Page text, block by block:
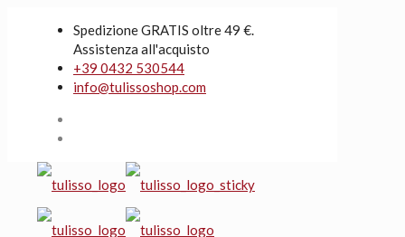
Spedizione GRATIS oltre 49 €.
Assistenza all'acquisto
+39 0432 530544
info@tulissoshop.com